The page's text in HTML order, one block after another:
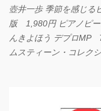
壺井一歩 季節を感じる
版 1,980円 ピアノピー
んきよほう デプロMP
ムスティーン・コレク